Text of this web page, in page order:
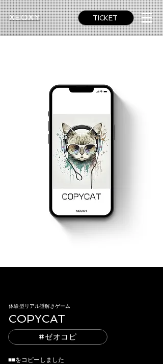
TICKET
体験型リアル謎解きゲーム
COPYCAT
■■をコピーしました
#ゼオコピ